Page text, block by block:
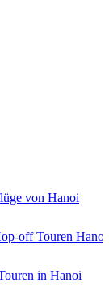
von Hanoi
off Touren Hanoi
in Hanoi